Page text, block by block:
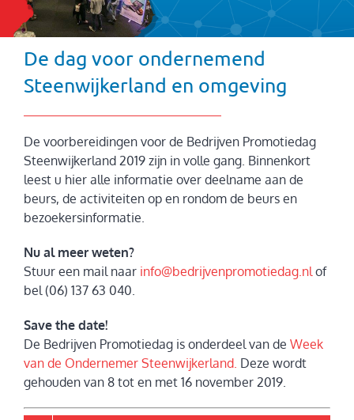
De dag voor ondernemend
Steenwijkerland en omgeving
De voorbereidingen voor de Bedrijven Promotiedag
Steenwijkerland 2019 zijn in volle gang. Binnenkort
leest u hier alle informatie over deelname aan de
beurs, de activiteiten op en rondom de beurs en
bezoekersinformatie.
Nu al meer weten?
Stuur een mail naar info@bedrijvenpromotiedag.nl of
bel (06) 137 63 040.
Save the date!
De Bedrijven Promotiedag is onderdeel van de Week
van de Ondernemer Steenwijkerland. Deze wordt
gehouden van 8 tot en met 16 november 2019.